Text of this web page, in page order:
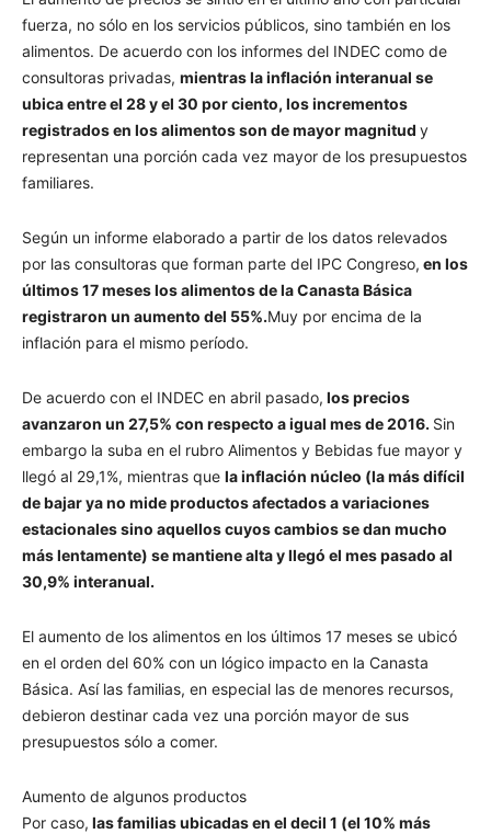
fuerza, no sólo en los servicios públicos, sino también en los
alimentos. De acuerdo con los informes del INDEC como de
consultoras privadas, mientras la inflación interanual se
ubica entre el 28 y el 30 por ciento, los incrementos
registrados en los alimentos son de mayor magnitud y
representan una porción cada vez mayor de los presupuestos
familiares.
Según un informe elaborado a partir de los datos relevados
por las consultoras que forman parte del IPC Congreso, en los
últimos 17 meses los alimentos de la Canasta Básica
registraron un aumento del 55%.Muy por encima de la
inflación para el mismo período.
De acuerdo con el INDEC en abril pasado, los precios
avanzaron un 27,5% con respecto a igual mes de 2016. Sin
embargo la suba en el rubro Alimentos y Bebidas fue mayor y
llegó al 29,1%, mientras que la inflación núcleo (la más difícil
de bajar ya no mide productos afectados a variaciones
estacionales sino aquellos cuyos cambios se dan mucho
más lentamente) se mantiene alta y llegó el mes pasado al
30,9% interanual.
El aumento de los alimentos en los últimos 17 meses se ubicó
en el orden del 60% con un lógico impacto en la Canasta
Básica. Así las familias, en especial las de menores recursos,
debieron destinar cada vez una porción mayor de sus
presupuestos sólo a comer.
Aumento de algunos productos
Por caso, las familias ubicadas en el decil 1 (el 10% más